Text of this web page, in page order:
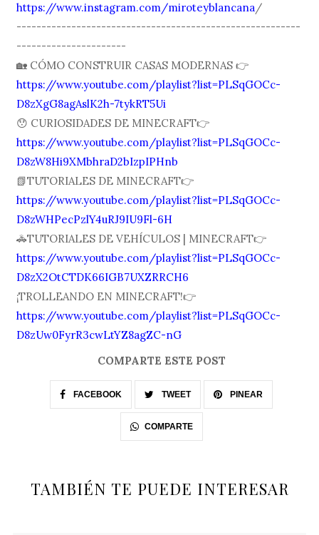
https://www.instagram.com/miroteyblancana/
---------------------------------------------------------
----------------------
🏡 CÓMO CONSTRUIR CASAS MODERNAS 👉
https://www.youtube.com/playlist?list=PLSqGOCc-
D8zXgG8agAslK2h-7tykRT5Ui
😯 CURIOSIDADES DE MINECRAFT👉
https://www.youtube.com/playlist?list=PLSqGOCc-
D8zW8Hi9XMbhraD2bIzpIPHnb
📗TUTORIALES DE MINECRAFT👉
https://www.youtube.com/playlist?list=PLSqGOCc-
D8zWHPecPzlY4uRJ9IU9Fl-6H
🚓TUTORIALES DE VEHÍCULOS | MINECRAFT👉
https://www.youtube.com/playlist?list=PLSqGOCc-
D8zX2OtCTDK66IGB7UXZRRCH6
¡TROLLEANDO EN MINECRAFT!👉
https://www.youtube.com/playlist?list=PLSqGOCc-
D8zUw0FyrR3cwLtYZ8agZC-nG
COMPARTE ESTE POST
FACEBOOK TWEET PINEAR
COMPARTE
TAMBIÉN TE PUEDE INTERESAR